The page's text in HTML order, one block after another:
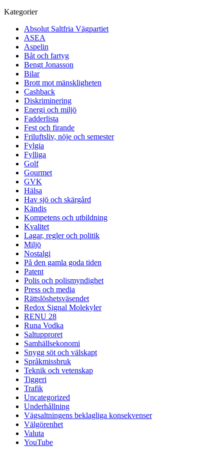
Kategorier
Absolut Saltfria Vägpartiet
ASEA
Aspelin
Båt och fartyg
Bengt Jonasson
Bilar
Brott mot mänskligheten
Cashback
Diskriminering
Energi och miljö
Fadderlista
Fest och firande
Friluftsliv, nöje och semester
Fylgia
Fylliga
Golf
Gourmet
GVK
Hälsa
Hav sjö och skärgård
Kändis
Kompetens och utbildning
Kvalitet
Lagar, regler och politik
Miljö
Nostalgi
På den gamla goda tiden
Patent
Polis och polismyndighet
Press och media
Rättslöshetsväsendet
Redox Signal Molekyler
RENU 28
Runa Vodka
Saltupproret
Samhällsekonomi
Snygg söt och välskapt
Språkmissbruk
Teknik och vetenskap
Tiggeri
Trafik
Uncategorized
Underhållning
Vägsaltningens beklagliga konsekvenser
Välgörenhet
Valuta
YouTube